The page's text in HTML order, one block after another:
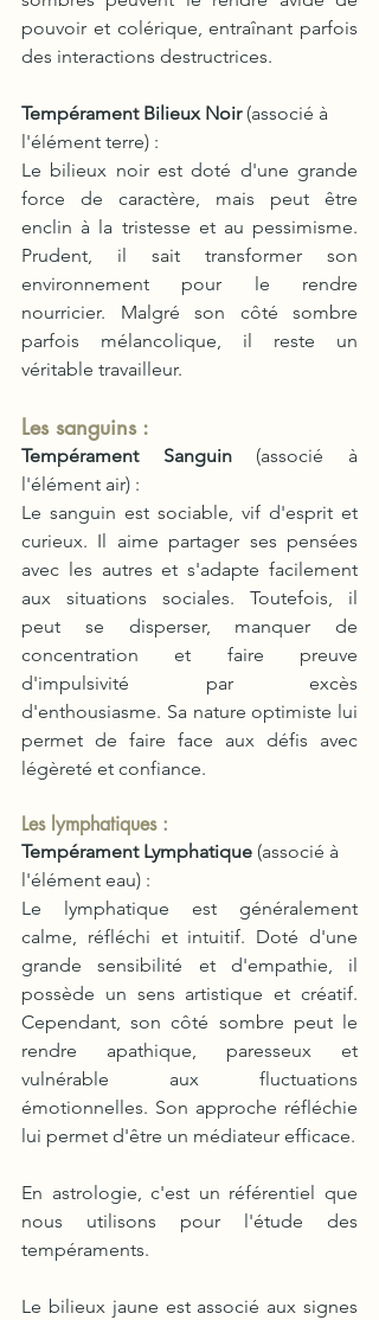
pouvoir et colérique, entraînant parfois
des interactions destructrices.
Tempérament Bilieux Noir (associé à
l'élément terre) :
Le bilieux noir est doté d'une grande
force de caractère, mais peut être
enclin à la tristesse et au pessimisme.
Prudent, il sait transformer son
environnement pour le rendre
nourricier. Malgré son côté sombre
parfois mélancolique, il reste un
véritable travailleur.
Les sanguins :
Tempérament Sanguin (associé à
l'élément air) :
Le sanguin est sociable, vif d'esprit et
curieux. Il aime partager ses pensées
avec les autres et s'adapte facilement
aux situations sociales. Toutefois, il
peut se disperser, manquer de
concentration et faire preuve
d'impulsivité par excès
d'enthousiasme. Sa nature optimiste lui
permet de faire face aux défis avec
légèreté et confiance.
Les lymphatiques :
Tempérament Lymphatique (associé à
l'élément eau) :
Le lymphatique est généralement
calme, réfléchi et intuitif. Doté d'une
grande sensibilité et d'empathie, il
possède un sens artistique et créatif.
Cependant, son côté sombre peut le
rendre apathique, paresseux et
vulnérable aux fluctuations
émotionnelles. Son approche réfléchie
lui permet d'être un médiateur efficace.
En astrologie, c'est un référentiel que
nous utilisons pour l'étude des
tempéraments.
Le bilieux jaune est associé aux signes